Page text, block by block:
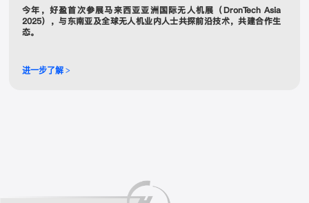
今年，好盈首次参展马来西亚亚洲国际无人机展（DronTech Asia
2025），与东南亚及全球无人机业内人士共探前沿技术，共建合作生
态。
进一步了解 >